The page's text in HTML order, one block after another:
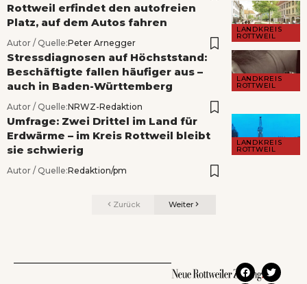
LANDKREIS
ROTTWEIL
Rottweil erfindet den autofreien
Platz, auf dem Autos fahren
Autor / Quelle:Peter Arnegger
LANDKREIS
ROTTWEIL
Stressdiagnosen auf Höchststand:
Beschäftigte fallen häufiger aus –
auch in Baden-Württemberg
Autor / Quelle:NRWZ-Redaktion
LANDKREIS
ROTTWEIL
Umfrage: Zwei Drittel im Land für
Erdwärme – im Kreis Rottweil bleibt
sie schwierig
Autor / Quelle:Redaktion/pm
Zurück Weiter